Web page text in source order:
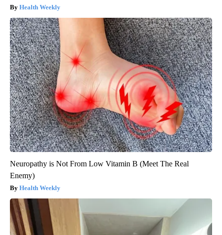
Health Weekly
Neuropathy is Not From Low Vitamin B (Meet The Real
Enemy)
Health Weekly